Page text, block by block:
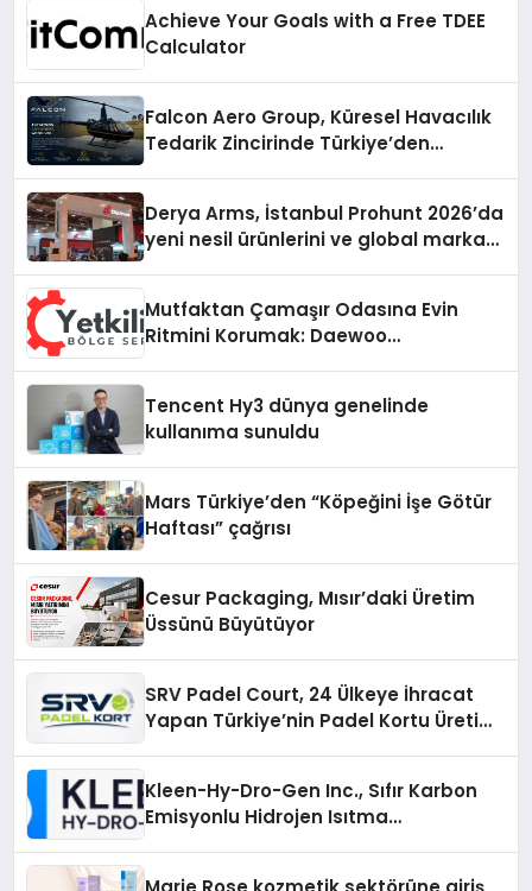
Achieve Your Goals with a Free TDEE
Calculator
Falcon Aero Group, Küresel Havacılık
Tedarik Zincirinde Türkiye’den
Derya Arms, İstanbul Prohunt 2026’da
yeni nesil ürünlerini ve global marka
Mutfaktan Çamaşır Odasına Evin
Ritmini Korumak: Daewoo
Tencent Hy3 dünya genelinde
kullanıma sunuldu
Mars Türkiye’den “Köpeğini İşe Götür
Haftası” çağrısı
Cesur Packaging, Mısır’daki Üretim
Üssünü Büyütüyor
SRV Padel Court, 24 Ülkeye İhracat
Yapan Türkiye’nin Padel Kortu Üretim
Kleen-Hy-Dro-Gen Inc., Sıfır Karbon
Emisyonlu Hidrojen Isıtma